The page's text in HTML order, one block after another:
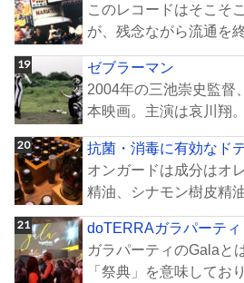
このレコードはそこそ
が、残念ながら流通を
ゼブラーマン
2004年の三池崇史監督
本映画。主演は哀川翔
抗菌・消毒に有効なド
オンガードは成分はオ
精油、シナモン樹皮精
doTERRAガラパーティ
ガラパーティのGalaと
「祭典」を意味してお